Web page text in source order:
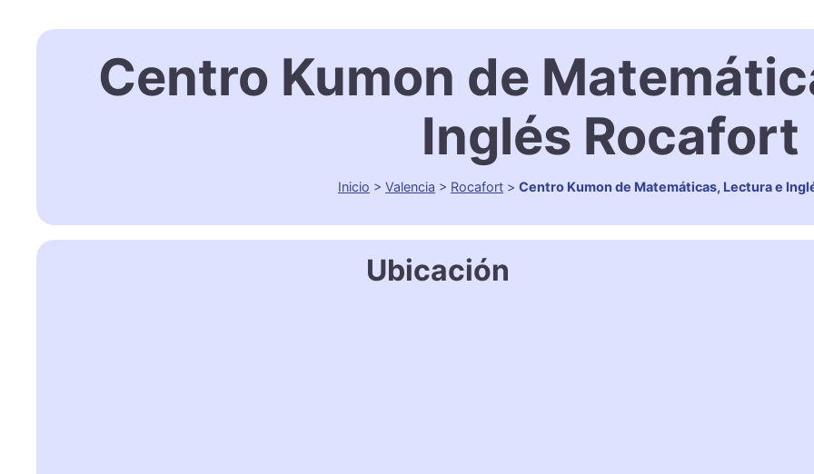
Centro Kumon de
Inglés Rocafort
Inicio > Valencia > Rocafort > Centro Kumon de Matemáticas, Lectura e
Ubicación